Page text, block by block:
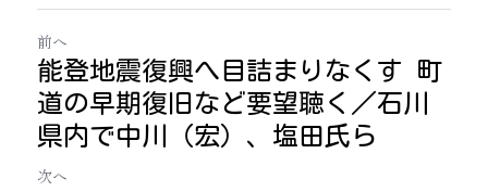
前へ
能登地震復興へ目詰まりなくす 町
道の早期復旧など要望聴く／石川
県内で中川（宏）、塩田氏ら
次へ